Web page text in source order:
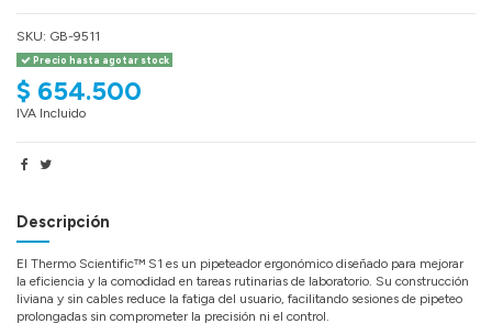
SKU: GB-9511
Precio hasta agotar stock
$ 654.500
IVA Incluido
Descripción
El Thermo Scientific™ S1 es un pipeteador ergonómico diseñado para mejorar
la eficiencia y la comodidad en tareas rutinarias de laboratorio. Su construcción
liviana y sin cables reduce la fatiga del usuario, facilitando sesiones de pipeteo
prolongadas sin comprometer la precisión ni el control.